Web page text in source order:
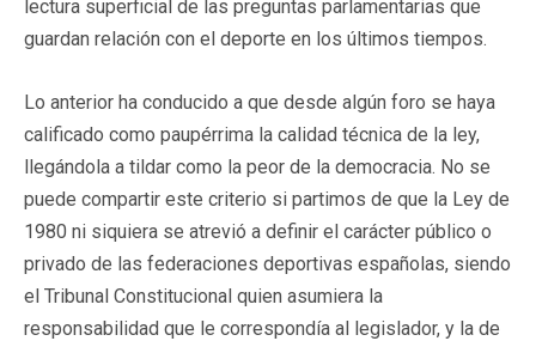
lectura superficial de las preguntas parlamentarias que
guardan relación con el deporte en los últimos tiempos.
Lo anterior ha conducido a que desde algún foro se haya
calificado como paupérrima la calidad técnica de la ley,
llegándola a tildar como la peor de la democracia. No se
puede compartir este criterio si partimos de que la Ley de
1980 ni siquiera se atrevió a definir el carácter público o
privado de las federaciones deportivas españolas, siendo
el Tribunal Constitucional quien asumiera la
responsabilidad que le correspondía al legislador, y la de